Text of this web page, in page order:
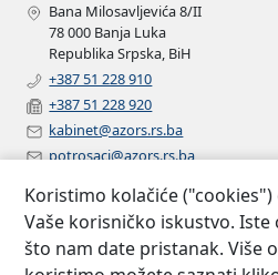
Bana Milosavljevića 8/II
78 000 Banja Luka
Republika Srpska, BiH
+387 51 228 910
+387 51 228 920
kabinet@azors.rs.ba
potrosaci@azors.rs.ba
PRATITE NAS
Facebook
Koristimo kolačiće
Vaše korisničko iskustvo.
što nam date pristanak. Više